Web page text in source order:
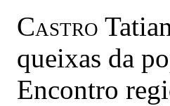
Castro
queixas da
Encontro